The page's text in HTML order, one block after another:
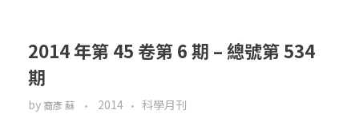
2014 年第 45 卷第 6 期 – 總號第 534
期
by 裔彥 蘇 2014 科學月刊